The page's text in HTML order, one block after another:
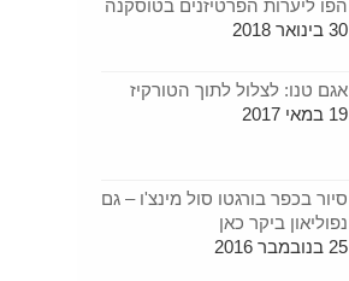
הפו ליערות הפרטיזנים בטוסקנה
30 בינואר 2018
אגם טנו: לצלול לתוך הטורקיז
19 במאי 2017
סיור בכפר בורגטו סול מינצ'ו – גם
נפוליאון ביקר כאן
25 בנובמבר 2016